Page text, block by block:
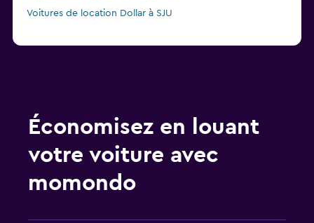
Voitures de location Dollar à SJU
Économisez en louant
votre voiture avec
momondo